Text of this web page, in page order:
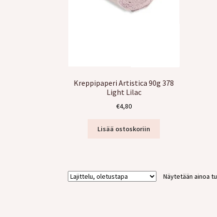
Kreppipaperi Artistica 90g 378
Light Lilac
€4,80
Lisää ostoskoriin
Näytetään ainoa